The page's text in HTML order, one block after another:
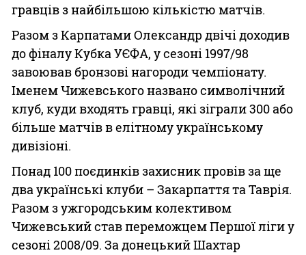
гравців з найбільшою кількістю матчів.
Разом з Карпатами Олександр двічі доходив
до фіналу Кубка УЄФА, у сезоні 1997/98
завоював бронзові нагороди чемпіонату.
Іменем Чижевського названо символічний
клуб, куди входять гравці, які зіграли 300 або
більше матчів в елітному українському
дивізіоні.
Понад 100 поєдинків захисник провів за ще
два українські клуби – Закарпаття та Таврія.
Разом з ужгородським колективом
Чижевський став переможцем Першої ліги у
сезоні 2008/09. За донецький Шахтар